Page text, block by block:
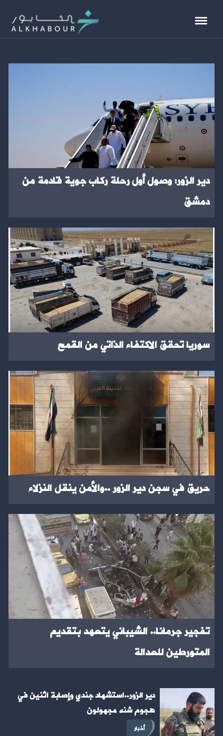
دير الزور: وصول أول رحلة ركاب جوية قادمة من
دمشق
سوريا تحقق الاكتفاء الذاتي من القمح
حريق في سجن دير الزور ..والأمن ينقل النزلاء
تفجير جرمانا.. الشيباني يتعهد بتقديم
المتورطين للعدالة
دير الزور..استشهاد جندي وإصابة اثنين في
هجوم شنه مجهولون
أخبار